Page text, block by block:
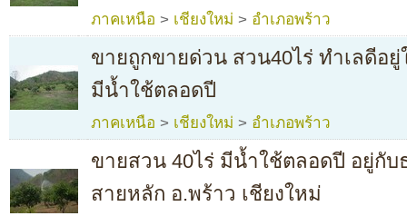
ภาคเหนือ > เชียงใหม่ > อำเภอพร้าว
ขายถูกขายด่วน สวน40ไร่ ทำเลดีอ
มีน้ำใช้ตลอดปี
ภาคเหนือ > เชียงใหม่ > อำเภอพร้าว
ขายสวน 40ไร่ มีน้ำใช้ตลอดปี อยู่กั
สายหลัก อ.พร้าว เชียงใหม่